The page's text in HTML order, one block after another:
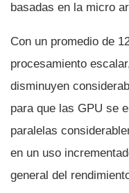
basadas en la micro
Con un promedio de
procesamiento
disminuyen
para que las GPU se
paralelas
en un uso
general del